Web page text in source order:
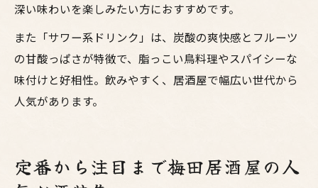
深い味わいを楽しみたい方におすすめです。
また「サワー系ドリンク」は、炭酸の爽快感とフルーツ
の甘酸っぱさが特徴で、脂っこい鳥料理やスパイシーな
味付けと好相性。飲みやすく、居酒屋で幅広い世代から
人気があります。
定番から注目まで梅田居酒屋の人